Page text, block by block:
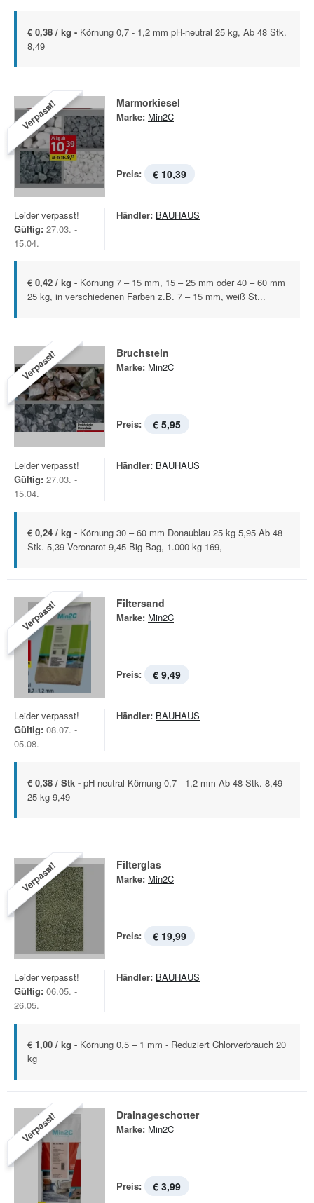
€ 0,38 / kg - Körnung 0,7 - 1,2 mm pH-neutral 25 kg, Ab 48 Stk.
8,49
Verpasst! Marmorkiesel
Marke: Min2C
Preis: € 10,39
Leider verpasst!
Gültig: 27.03. -
15.04.
Händler: BAUHAUS
€ 0,42 / kg - Körnung 7 – 15 mm, 15 – 25 mm oder 40 – 60 mm
25 kg, in verschiedenen Farben z.B. 7 – 15 mm, weiß St...
Verpasst! Bruchstein
Marke: Min2C
Preis: € 5,95
Leider verpasst!
Gültig: 27.03. -
15.04.
Händler: BAUHAUS
€ 0,24 / kg - Körnung 30 – 60 mm Donaublau 25 kg 5,95 Ab 48
Stk. 5,39 Veronarot 9,45 Big Bag, 1.000 kg 169,-
Verpasst! Filtersand
Marke: Min2C
Preis: € 9,49
Leider verpasst!
Gültig: 08.07. -
05.08.
Händler: BAUHAUS
€ 0,38 / Stk - pH-neutral Körnung 0,7 - 1,2 mm Ab 48 Stk. 8,49
25 kg 9,49
Verpasst! Filterglas
Marke: Min2C
Preis: € 19,99
Leider verpasst!
Gültig: 06.05. -
26.05.
Händler: BAUHAUS
€ 1,00 / kg - Körnung 0,5 – 1 mm - Reduziert Chlorverbrauch 20
kg
Verpasst! Drainageschotter
Marke: Min2C
Preis: € 3,99